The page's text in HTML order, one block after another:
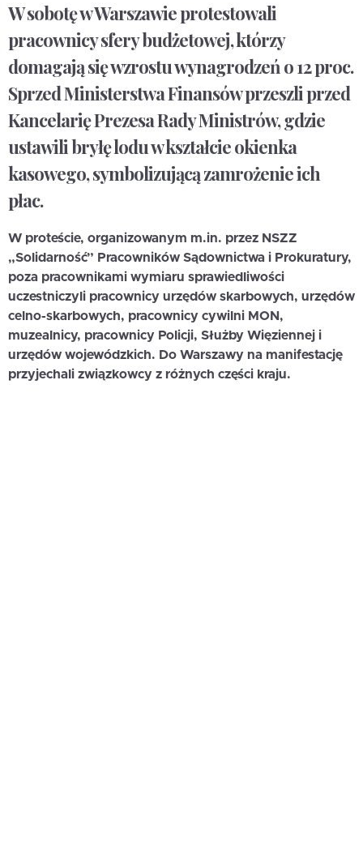
W sobotę w Warszawie protestowali
pracownicy sfery budżetowej, którzy
domagają się wzrostu wynagrodzeń o 12 proc.
Sprzed Ministerstwa Finansów przeszli przed
Kancelarię Prezesa Rady Ministrów, gdzie
ustawili bryłę lodu w kształcie okienka
kasowego, symbolizującą zamrożenie ich
płac.
W proteście, organizowanym m.in. przez NSZZ
„Solidarność” Pracowników Sądownictwa i Prokuratury,
poza pracownikami wymiaru sprawiedliwości
uczestniczyli pracownicy urzędów skarbowych, urzędów
celno-skarbowych, pracownicy cywilni MON,
muzealnicy, pracownicy Policji, Służby Więziennej i
urzędów wojewódzkich. Do Warszawy na manifestację
przyjechali związkowcy z różnych części kraju.